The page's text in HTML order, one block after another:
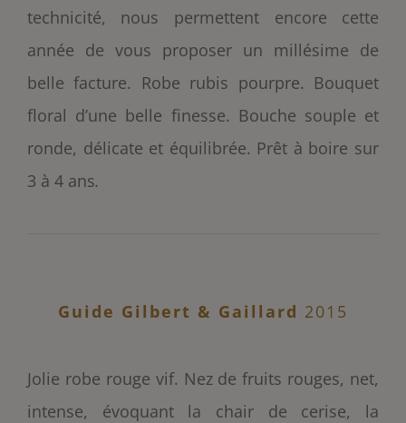
technicité, nous permettent encore cette
année de vous proposer un millésime de
belle facture. Robe rubis pourpre. Bouquet
floral d’une belle finesse. Bouche souple et
ronde, délicate et équilibrée. Prêt à boire sur
3 à 4 ans.
Guide Gilbert & Gaillard 2015
Jolie robe rouge vif. Nez de fruits rouges, net,
intense, évoquant la chair de cerise, la